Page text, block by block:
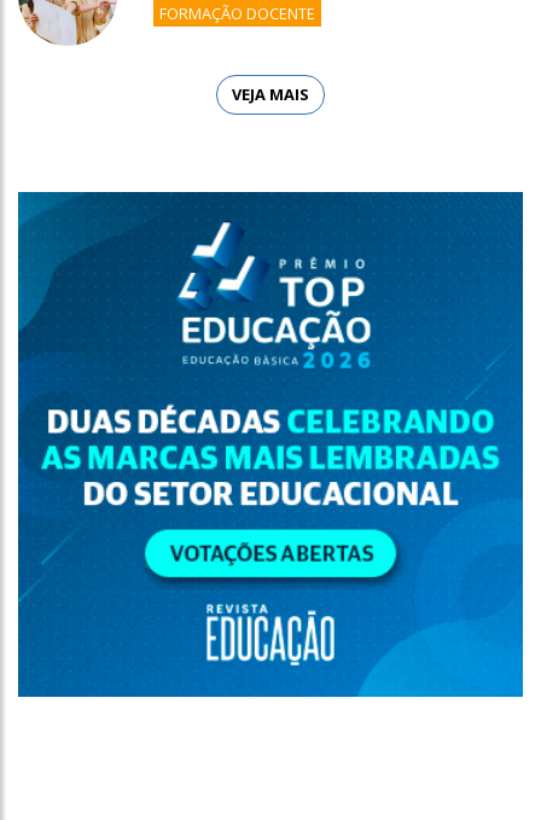
FORMAÇÃO DOCENTE
VEJA MAIS